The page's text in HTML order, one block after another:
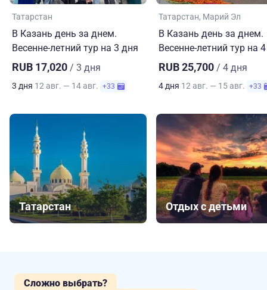
Татарстан
В Казань день за днем.
Весенне-летний тур на 3 дня
RUB 17,020 / 3 дня
3 дня 12 авг. — 14 авг. +33
Татарстан Марий Эл
В Казань день за днем.
Весенне-летний тур на
RUB 25,700 / 4 дня
4 дня 12 авг. — 15 авг. +33
Татарстан Отдых с детьми
Сложно выбрать?